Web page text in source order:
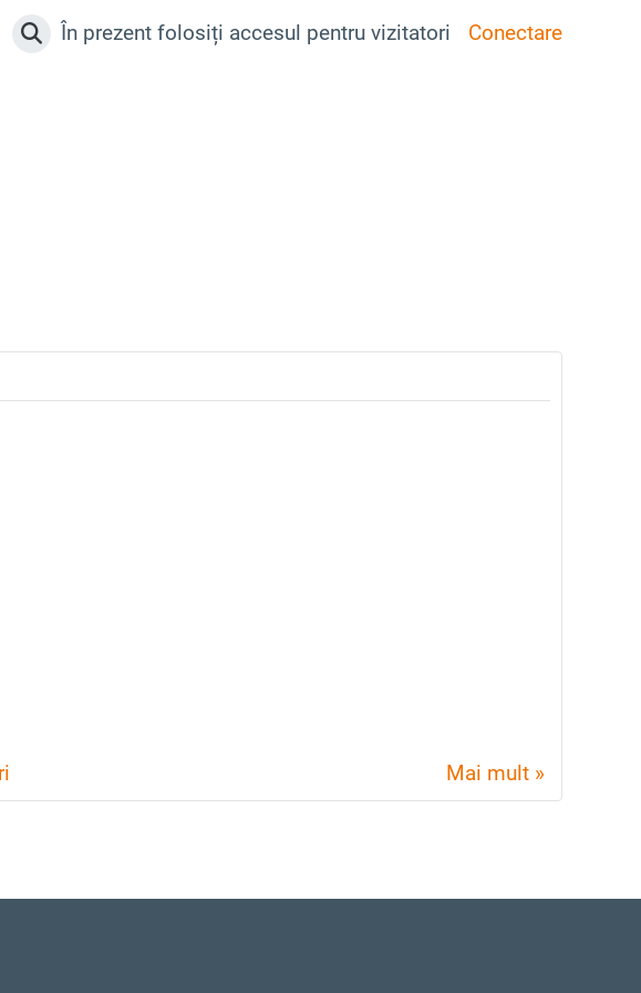
Afișați căutarea
În prezent folosiți accesul pentru vizitatori Conectare
Mai mult